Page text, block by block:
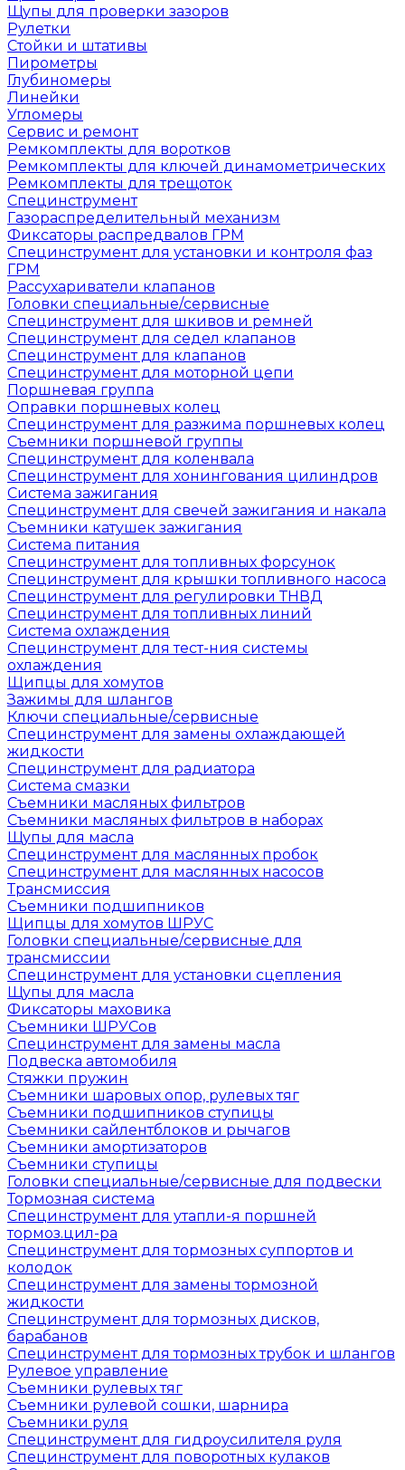
Щупы для проверки зазоров
Рулетки
Стойки и штативы
Пирометры
Глубиномеры
Линейки
Угломеры
Сервис и ремонт
Ремкомплекты для воротков
Ремкомплекты для ключей динамометрических
Ремкомплекты для трещоток
Специнструмент
Газораспределительный механизм
Фиксаторы распредвалов ГРМ
Специнструмент для установки и контроля фаз
ГРМ
Рассухариватели клапанов
Головки специальные/сервисные
Специнструмент для шкивов и ремней
Специнструмент для седел клапанов
Специнструмент для клапанов
Специнструмент для моторной цепи
Поршневая группа
Оправки поршневых колец
Специнструмент для разжима поршневых колец
Съемники поршневой группы
Специнструмент для коленвала
Специнструмент для хонингования цилиндров
Система зажигания
Специнструмент для свечей зажигания и накала
Съемники катушек зажигания
Система питания
Специнструмент для топливных форсунок
Специнструмент для крышки топливного насоса
Специнструмент для регулировки ТНВД
Специнструмент для топливных линий
Система охлаждения
Специнструмент для тест-ния системы
охлаждения
Щипцы для хомутов
Зажимы для шлангов
Ключи специальные/сервисные
Специнструмент для замены охлаждающей
жидкости
Специнструмент для радиатора
Система смазки
Съемники масляных фильтров
Съемники масляных фильтров в наборах
Щупы для масла
Специнструмент для маслянных пробок
Специнструмент для маслянных насосов
Трансмиссия
Съемники подшипников
Щипцы для хомутов ШРУС
Головки специальные/сервисные для
трансмиссии
Специнструмент для установки сцепления
Щупы для масла
Фиксаторы маховика
Съемники ШРУСов
Специнструмент для замены масла
Подвеска автомобиля
Стяжки пружин
Съемники шаровых опор, рулевых тяг
Съемники подшипников ступицы
Съемники сайлентблоков и рычагов
Съемники амортизаторов
Съемники ступицы
Головки специальные/сервисные для подвески
Тормозная система
Специнструмент для утапли-я поршней
тормоз.цил-ра
Специнструмент для тормозных суппортов и
колодок
Специнструмент для замены тормозной
жидкости
Специнструмент для тормозных дисков,
барабанов
Специнструмент для тормозных трубок и шлангов
Рулевое управление
Съемники рулевых тяг
Съемники рулевой сошки, шарнира
Съемники руля
Специнструмент для гидроусилителя руля
Специнструмент для поворотных кулаков